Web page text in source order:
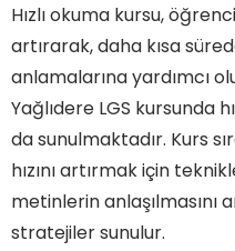
Hızlı okuma kursu,
artırarak, daha kısa
anlamalarına yardımcı
Yağlıdere LGS kursunda
da sunulmaktadır. Kurs
hızını artırmak için
metinlerin anlaşılmasını
stratejiler sunulur.